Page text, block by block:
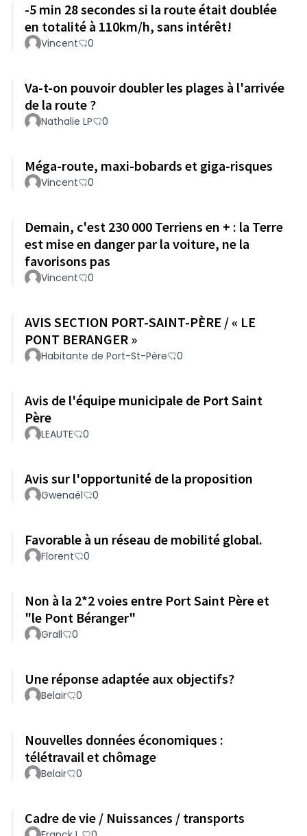
-5 min 28 secondes si la route était doublée
en totalité à 110km/h, sans intérêt!
Vincent 0
Va-t-on pouvoir doubler les plages à l'arrivée
de la route ?
Nathalie LP 0
Méga-route, maxi-bobards et giga-risques
Vincent 0
Demain, c'est 230 000 Terriens en + : la Terre
est mise en danger par la voiture, ne la
favorisons pas
Vincent 0
AVIS SECTION PORT-SAINT-PÈRE / « LE
PONT BERANGER »
Habitante de Port-St-Père 0
Avis de l'équipe municipale de Port Saint
Père
LEAUTE 0
Avis sur l'opportunité de la proposition
Gwenaël 0
Favorable à un réseau de mobilité global.
Florent 0
Non à la 2*2 voies entre Port Saint Père et
"le Pont Béranger"
Grall 0
Une réponse adaptée aux objectifs?
Belair 0
Nouvelles données économiques :
télétravail et chômage
Belair 0
Cadre de vie / Nuissances / transports